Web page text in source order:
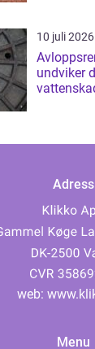
10 juli 2026
undviker
Adress
web:
Menu